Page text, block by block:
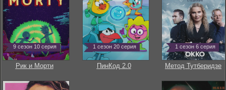
9 сезон 10 серия
Рик и Морти
1 сезон 20 серия
ПинКод 2.0
1 сезон 6 серия
Метод Тутберидзе